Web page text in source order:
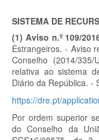
SISTEMA DE
(1) Aviso n.º 109/
Estrangeiros. - Aviso
Conselho (2014/
relativa ao sistema
Diário da República. -
https://dre.pt/
Por ordem superior
do Conselho da